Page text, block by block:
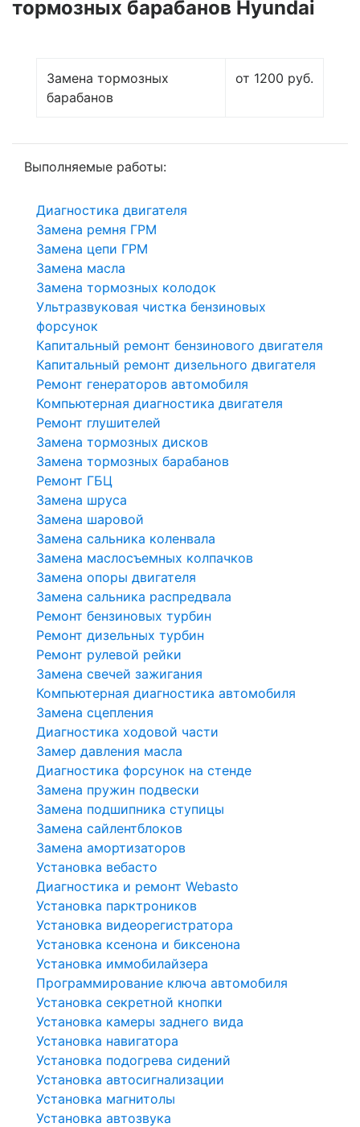
тормозных барабанов Hyundai
Замена тормозных
барабанов
от 1200 руб.
Выполняемые работы:
Диагностика двигателя
Замена ремня ГРМ
Замена цепи ГРМ
Замена масла
Замена тормозных колодок
Ультразвуковая чистка бензиновых
форсунок
Капитальный ремонт бензинового двигателя
Капитальный ремонт дизельного двигателя
Ремонт генераторов автомобиля
Компьютерная диагностика двигателя
Ремонт глушителей
Замена тормозных дисков
Замена тормозных барабанов
Ремонт ГБЦ
Замена шруса
Замена шаровой
Замена сальника коленвала
Замена маслосъемных колпачков
Замена опоры двигателя
Замена сальника распредвала
Ремонт бензиновых турбин
Ремонт дизельных турбин
Ремонт рулевой рейки
Замена свечей зажигания
Компьютерная диагностика автомобиля
Замена сцепления
Диагностика ходовой части
Замер давления масла
Диагностика форсунок на стенде
Замена пружин подвески
Замена подшипника ступицы
Замена сайлентблоков
Замена амортизаторов
Установка вебасто
Диагностика и ремонт Webasto
Установка парктроников
Установка видеорегистратора
Установка ксенона и биксенона
Установка иммобилайзера
Программирование ключа автомобиля
Установка секретной кнопки
Установка камеры заднего вида
Установка навигатора
Установка подогрева сидений
Установка автосигнализации
Установка магнитолы
Установка автозвука